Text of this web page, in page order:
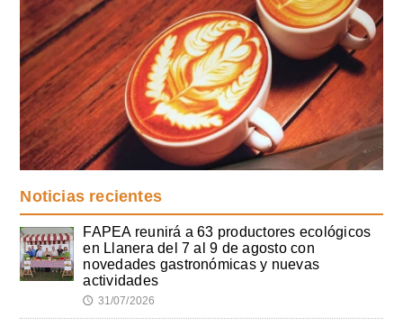
Noticias recientes
FAPEA reunirá a 63 productores ecológicos
en Llanera del 7 al 9 de agosto con
novedades gastronómicas y nuevas
actividades
🕔 31/07/2026